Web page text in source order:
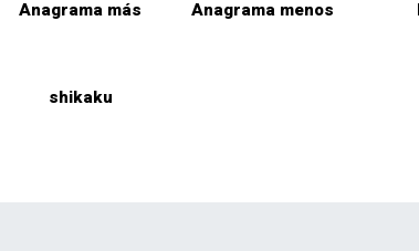
Anagrama más Anagrama menos
shikaku